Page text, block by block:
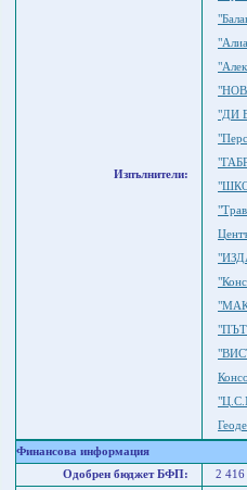
Изпълнители:
"ДИ
Финансова информация
Одобрен бюджет БФП:
2 416